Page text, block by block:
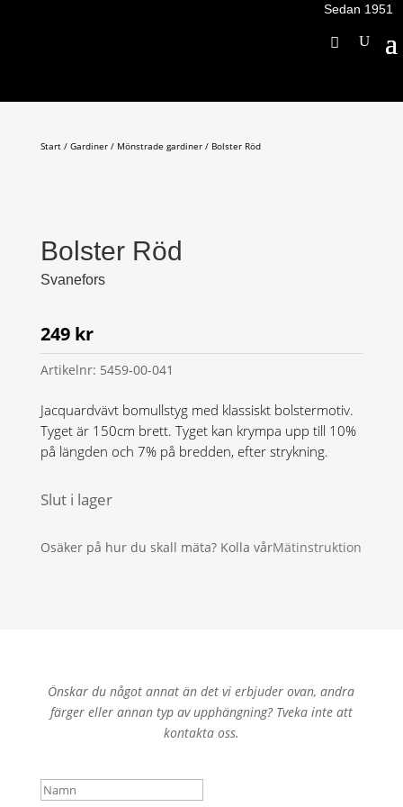
Sedan 1951
Start/ Gardiner/ Mönstrade gardiner/ Bolster Röd
Bolster Röd
Svanefors
249 kr
Artikelnr: 5459-00-041
Jacquardvävt bomullstyg med klassiskt bolstermotiv.
Tyget är 150cm brett. Tyget kan krympa upp till 10%
på längden och 7% på bredden, efter strykning.
Slut i lager
Osäker på hur du skall mäta? Kolla vårMätinstruktion
Önskar du något annat än det vi erbjuder ovan, andra
färger eller annan typ av upphängning? Tveka inte att
kontakta oss.